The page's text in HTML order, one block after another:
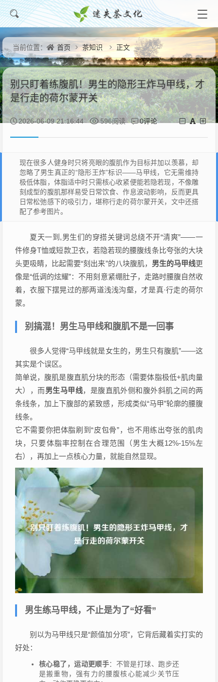
当前位置： 首页 茶知识 正文
别只盯着练腹肌！男生的隐形王炸马甲线，才
是行走的荷尔蒙开关
2026-06-09 21:16:44 596阅读 0评论
现在很多人健身时只将亮眼的腹肌作为目标并加以羡慕，却
忽略了男生真正的“隐形王炸”标识——马甲线，它无需维持
极低体脂，体脂适中时只需核心收紧便能若隐若现，不像雕
刻成型的腹肌那样易受日常饮食、作息波动影响，反而更具
日常松弛感下的吸引力，堪称行走的荷尔蒙开关，文中还搭
配了参考图片。
夏天一到,男生们的穿搭关键词总绕不开“清爽”——一
件修身T恤或短款卫衣，若隐若现的腰腹线条比夸张的大块
头更吸睛，比起需要“刻出来”的八块腹肌， 男生的马甲线更
像是“低调的炫耀”：不用刻意紧绷肚子，走路时腰腹自然收
着，衣服下摆晃过的那两道浅浅沟壑，才是真·行走的荷尔
蒙。
别搞混！男生马甲线和腹肌不是一回事
很多人觉得“马甲线就是女生的，男生只有腹肌”——这
其实是个误区。
简单说，腹肌是腹直肌分块的形态（需要体脂极低+肌肉量
大），而男生马甲线，是腹直肌外侧和腹外斜肌之间的两
条线条，加上下腹部的紧致感，形成类似“马甲”轮廓的腰腹
线条。
它不需要你把体脂刷到“皮包骨”，也不用练出夸张的肌肉
块，只要体脂率控制在合理范围（男生大概12%-15%左
右），再加上一点核心力量，就能自然显现。
男生练马甲线，不止是为了“好看”
别以为马甲线只是“颜值加分项”，它背后藏着实打实的
好处：
核心稳了，运动更顺手：不管是打球、跑步还
是搬重物，强有力的腰腹核心能减少关节压